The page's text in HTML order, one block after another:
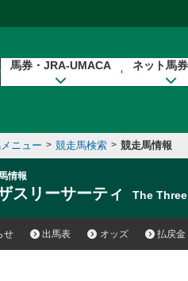
馬券・JRA-UMACA ネット馬
ニュー > 競走馬検索 > 競走馬情報
情報
スリーサーティ The
せ 出馬表 オッズ 払戻金